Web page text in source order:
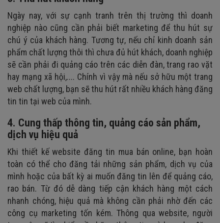
Ngày nay, với sự cạnh tranh trên thị trường thì doanh
nghiệp nào cũng cần phải biết marketing để thu hút sự
chú ý của khách hàng. Tương tự, nếu chỉ kinh doanh sản
phẩm chất lượng thôi thì chưa đủ hút khách, doanh nghiệp
sẽ cần phải đi quảng cáo trên các diễn đàn, trang rao vặt
hay mạng xã hội,.... Chính vì vậy mà nếu sở hữu một trang
web chất lượng, bạn sẽ thu hút rất nhiều khách hàng đăng
tin tin tại web của mình.
4. Cung thấp thông tin, quảng cáo sản phẩm,
dịch vụ hiệu quả
Khi thiết kế website đăng tin mua bán online, bạn hoàn
toàn có thể cho đăng tải những sản phẩm, dịch vụ của
mình hoặc của bất kỳ ai muốn đăng tin lên để quảng cáo,
rao bán. Từ đó dễ dàng tiếp cận khách hàng một cách
nhanh chóng, hiệu quả mà không cần phải nhờ đến các
công cụ marketing tốn kém. Thông qua website, người